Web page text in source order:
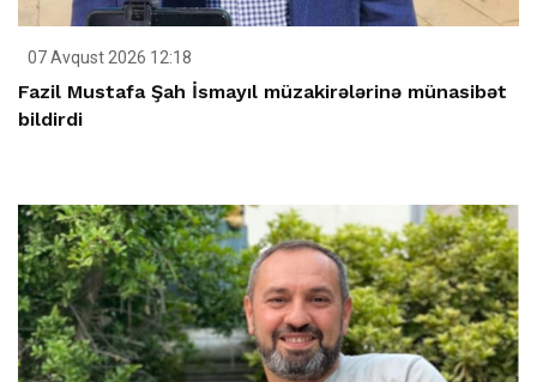
07 Avqust 2026 12:18
Fazil Mustafa Şah İsmayıl müzakirələrinə münasibət
bildirdi